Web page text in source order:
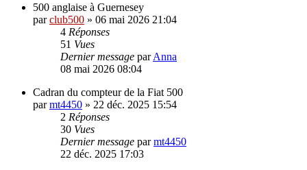
500 anglaise à Guernesey
parclub500 » 06 mai 2026 21:04
4 Réponses
51 Vues
Dernier message parAnna
08 mai 2026 08:04
Cadran du compteur de la Fiat 500
parmt4450 » 22 déc. 2025 15:54
2 Réponses
30 Vues
Dernier message parmt4450
22 déc. 2025 17:03